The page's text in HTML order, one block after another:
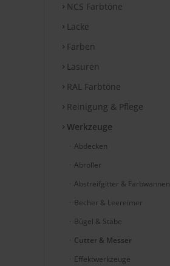
NCS Farbtöne
Lacke
Farben
Lasuren
RAL Farbtöne
Reinigung & Pflege
Werkzeuge
Abdecken
Abroller
Abstreifgitter & Farbwannen
Becher & Leereimer
Bügel & Stäbe
Cutter & Messer
Effektwerkzeuge